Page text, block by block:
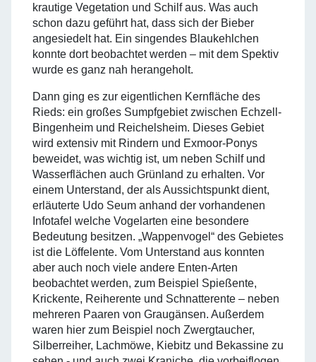
krautige Vegetation und Schilf aus. Was auch
schon dazu geführt hat, dass sich der Bieber
angesiedelt hat. Ein singendes Blaukehlchen
konnte dort beobachtet werden – mit dem Spektiv
wurde es ganz nah herangeholt.
Dann ging es zur eigentlichen Kernfläche des
Rieds: ein großes Sumpfgebiet zwischen Echzell-
Bingenheim und Reichelsheim. Dieses Gebiet
wird extensiv mit Rindern und Exmoor-Ponys
beweidet, was wichtig ist, um neben Schilf und
Wasserflächen auch Grünland zu erhalten. Vor
einem Unterstand, der als Aussichtspunkt dient,
erläuterte Udo Seum anhand der vorhandenen
Infotafel welche Vogelarten eine besondere
Bedeutung besitzen. „Wappenvogel“ des Gebietes
ist die Löffelente. Vom Unterstand aus konnten
aber auch noch viele andere Enten-Arten
beobachtet werden, zum Beispiel Spießente,
Krickente, Reiherente und Schnatterente – neben
mehreren Paaren von Graugänsen. Außerdem
waren hier zum Beispiel noch Zwergtaucher,
Silberreiher, Lachmöwe, Kiebitz und Bekassine zu